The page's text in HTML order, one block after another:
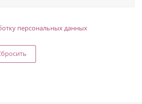
персональных данных